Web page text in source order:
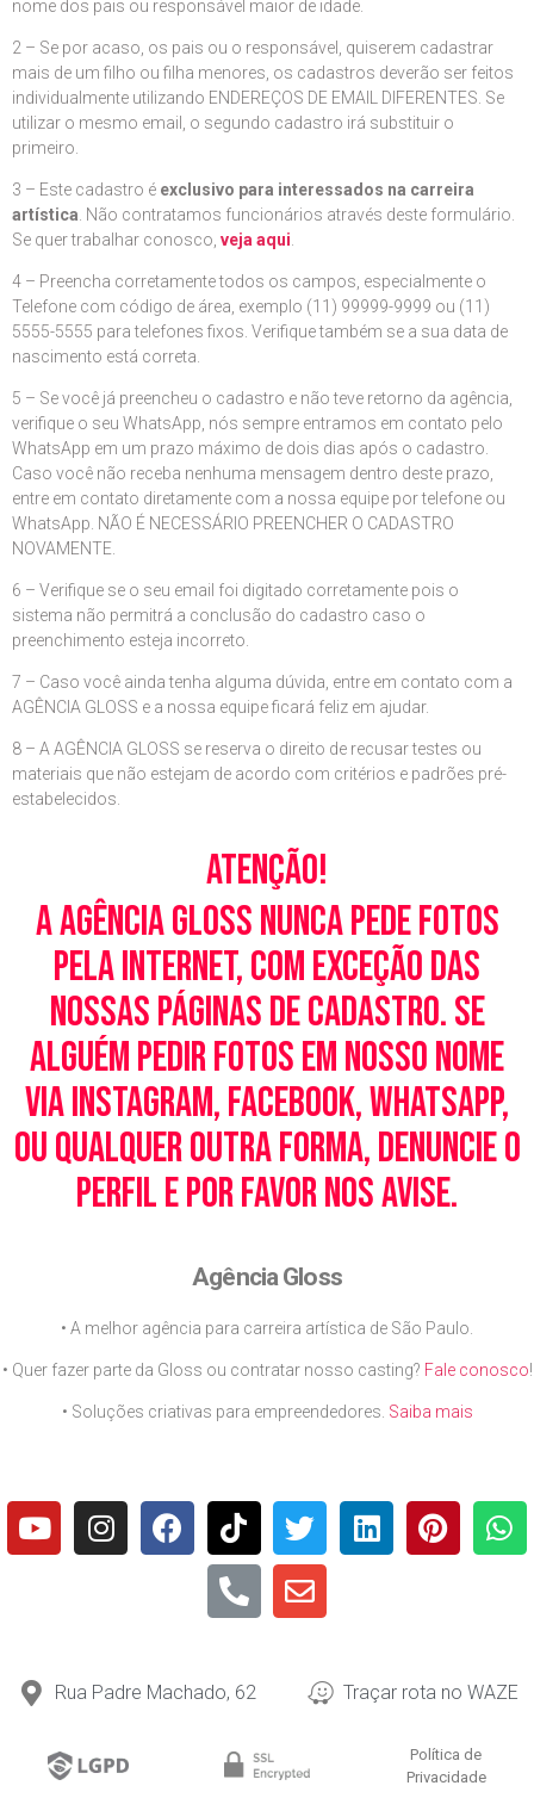
nome dos pais ou responsável maior de idade.
2 – Se por acaso, os pais ou o responsável, quiserem cadastrar
mais de um filho ou filha menores, os cadastros deverão ser feitos
individualmente utilizando ENDEREÇOS DE EMAIL DIFERENTES. Se
utilizar o mesmo email, o segundo cadastro irá substituir o
primeiro.
3 – Este cadastro é exclusivo para interessados na carreira
artística . Não contratamos funcionários através deste formulário.
Se quer trabalhar conosco, veja aqui
4 – Preencha corretamente todos os campos, especialmente o
Telefone com código de área, exemplo (11) 99999-9999 ou (11)
5555-5555 para telefones fixos. Verifique também se a sua data de
nascimento está correta.
5 – Se você já preencheu o cadastro e não teve retorno da agência,
verifique o seu WhatsApp, nós sempre entramos em contato pelo
WhatsApp em um prazo máximo de dois dias após o cadastro.
Caso você não receba nenhuma mensagem dentro deste prazo,
entre em contato diretamente com a nossa equipe por telefone ou
WhatsApp. NÃO É NECESSÁRIO PREENCHER O CADASTRO
NOVAMENTE.
6 – Verifique se o seu email foi digitado corretamente pois o
sistema não permitrá a conclusão do cadastro caso o
preenchimento esteja incorreto.
7 – Caso você ainda tenha alguma dúvida, entre em contato com a
AGÊNCIA GLOSS e a nossa equipe ficará feliz em ajudar.
8 – A AGÊNCIA GLOSS se reserva o direito de recusar testes ou
materiais que não estejam de acordo com critérios e padrões pré-
estabelecidos.
Atenção!
A Agência Gloss nunca pede fotos
pela Internet, com exceção das
nossas páginas de cadastro. Se
alguém pedir fotos em nosso nome
via Instagram, Facebook, WhatsApp,
ou qualquer outra forma, denuncie o
perfil e por favor nos avise.
Agência Gloss
• A melhor agência para carreira artística de São Paulo.
• Quer fazer parte da Gloss ou contratar nosso casting? Fale conosco!
• Soluções criativas para empreendedores. Saiba mais
Rua Padre Machado, 62 Traçar rota no WAZE
Política de
Privacidade